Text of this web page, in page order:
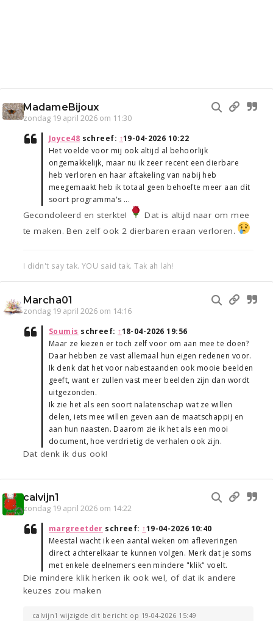
MadameBijoux
zondag 19 april 2026 om 11:30
Joyce48 schreef: ↑19-04-2026 10:22
Het voelde voor mij ook altijd al behoorlijk
ongemakkelijk, maar nu ik zeer recent een dierbare
heb verloren en haar aftakeling van nabij heb
meegemaakt heb ik totaal geen behoefte meer aan dit
soort programma's ...
Gecondoleerd en sterkte!
Dat is altijd naar om mee
te maken. Ben zelf ook 2 dierbaren eraan verloren.
I didn't say tak. YOU said tak. Tak ah lah!
Marcha01
zondag 19 april 2026 om 14:16
Soumis schreef: ↑18-04-2026 19:56
Maar ze kiezen er toch zelf voor om aan mee te doen?
Daar hebben ze vast allemaal hun eigen redenen voor.
Ik denk dat het voor nabestaanden ook mooie beelden
geeft, want er zullen vast meer beelden zijn dan wordt
uitgezonden.
Ik zie het als een soort nalatenschap wat ze willen
delen, iets mee willen geven aan de maatschappij en
aan hun naasten. Daarom zie ik het als een mooi
document, hoe verdrietig de verhalen ook zijn.
Dat denk ik dus ook!
calvijn1
zondag 19 april 2026 om 14:22
margreetder schreef: ↑19-04-2026 10:40
Meestal wacht ik een aantal weken om afleveringen
direct achterelkaar te kunnen volgen. Merk dat je soms
met enkele deelnemers een mindere "klik" voelt.
Die mindere klik herken ik ook wel, of dat ik andere
keuzes zou maken
calvijn1 wijzigde dit bericht op 19-04-2026 15:49